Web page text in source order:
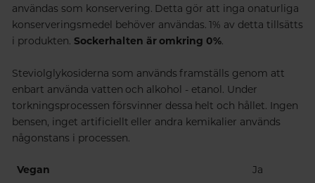
användas som konservering. Detta gör att inga onaturliga
konserveringsmedel behöver användas. 1% av detta tillsätts
i produkten. Sockerhalten är omkring 0%.
Steviolglykosiderna som används framställs genom att
enbart använda vatten och alkohol - etanol. Under
torkningsprocessen försvinner dessa helt och hållet. Ingen
bensen, inget artificiellt eller andra kemikalier används
någonstans i processen.
Vegan Ja